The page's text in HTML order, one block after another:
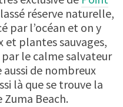
réserve naturelle,
par l’océan et on y
et plantes sauvages,
le calme salvateur
aussi de nombreux
là que se trouve la
Beach.